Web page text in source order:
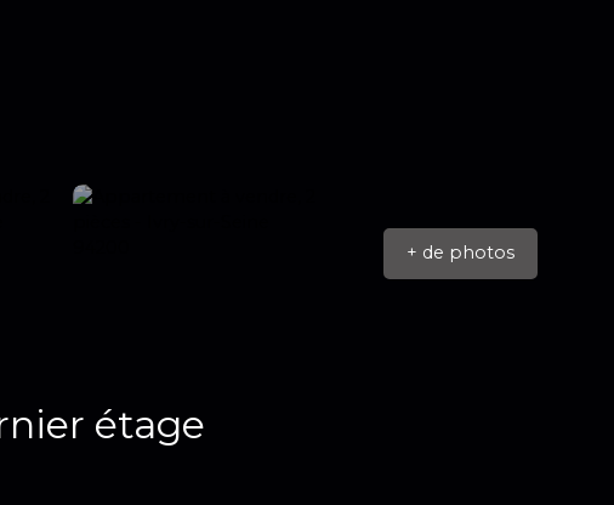
+ de photos
étage